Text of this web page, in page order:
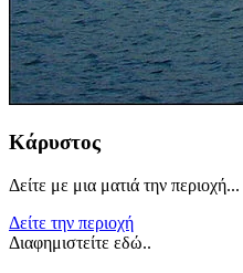
Κάρυστος
Δείτε με μια ματιά την περιοχή...
Δείτε την περιοχή
Διαφημιστείτε εδώ..